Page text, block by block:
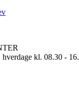
hverdage kl. 08.30 -